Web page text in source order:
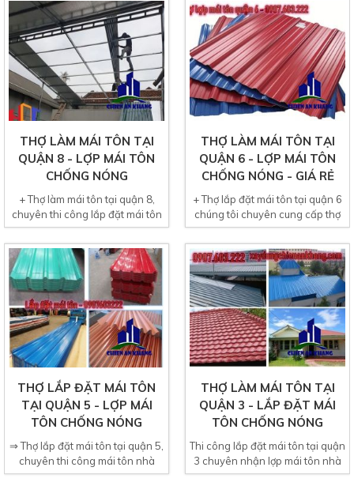
THỢ LÀM MÁI TÔN TẠI
QUẬN 8 - LỢP MÁI TÔN
CHỐNG NÓNG
+ Thợ làm mái tôn tại quận 8,
chuyên thi công lắp đặt mái tôn
chống nóng, Dịch...
THỢ LÀM MÁI TÔN TẠI
QUẬN 6 - LỢP MÁI TÔN
CHỐNG NÓNG - GIÁ RẺ
+ Thợ lắp đặt mái tôn tại quận 6
chúng tôi chuyên cung cấp thợ
làm mái tôn nhà...
THỢ LẮP ĐẶT MÁI TÔN
TẠI QUẬN 5 - LỢP MÁI
TÔN CHỐNG NÓNG
⇒ Thợ lắp đặt mái tôn tại quận 5,
chuyên thi công mái tôn nhà
đẹp. Dịch vụ...
THỢ LÀM MÁI TÔN TẠI
QUẬN 3 - LẮP ĐẶT MÁI
TÔN CHỐNG NÓNG
Thi công lắp đặt mái tôn tại quận
3 chuyên nhận lợp mái tôn nhà
dân dụng và nhà...